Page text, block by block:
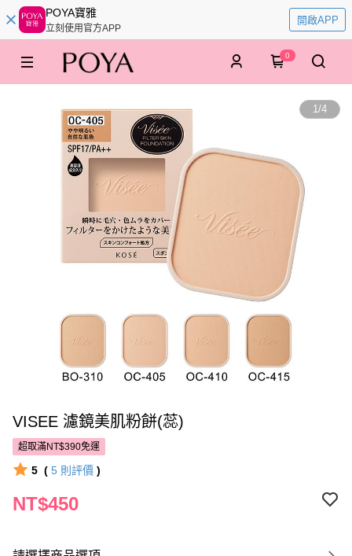
POYA寶雅
立刻使用官方APP
開啟APP
0
1/4
VISEE 濾鏡美肌粉餅(蕊)
超取滿NT$390免運
5 ( 5 則評價 )
NT$450